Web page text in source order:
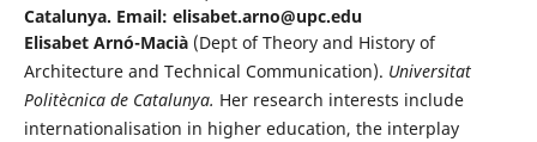
Catalunya. Email: elisabet.arno@upc.edu
Elisabet Arnó-Macià(Dept of Theory and History of
Architecture and Technical Communication). Universitat
Politècnica de Catalunya. Her research interests include
internationalisation in higher education, the interplay